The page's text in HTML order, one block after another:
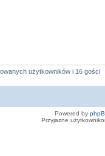
użytkowników i 16 gości
Powered by
Przyjazne